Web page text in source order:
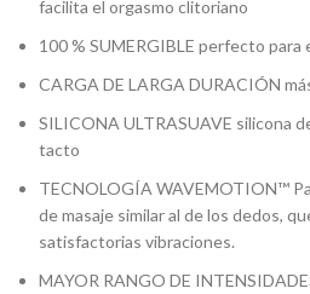
facilita el orgasmo clitoriano
100 % SUMERGIBLE perfecto para
CARGA DE LARGA DURACIÓN
SILICONA ULTRASUAVE silicona
tacto
TECNOLOGÍA WAVEMOTION™
de masaje similar al de los dedos,
satisfactorias vibraciones.
MAYOR RANGO DE